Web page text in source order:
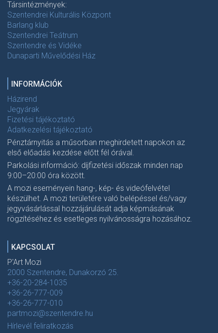
Társintézmények:
Szentendrei Kulturális Központ
Barlang klub
Szentendrei Teátrum
Szentendre és Vidéke
Dunaparti Művelődési Ház
INFORMÁCIÓK
Házirend
Jegyárak
Fizetési tájékoztató
Adatkezelési tájékoztató
Pénztárnyitás a műsorban meghirdetett napokon az
első előadás kezdése előtt fél órával.
Parkolási információ: díjfizetési időszak minden nap
9:00–20:00 óra között.
A mozi eseményein hang-, kép- és videófelvétel
készülhet. A mozi területére való belépéssel és/vagy
jegyvásárlással hozzájárulását adja képmásának
rögzítéséhez és esetleges nyilvánosságra hozásához.
KAPCSOLAT
P'Art Mozi
2000 Szentendre, Dunakorzó 25.
+36-20-284-1035
+36-26-777-009
+36-26-777-010
partmozi@szentendre.hu
Hírlevél feliratkozás